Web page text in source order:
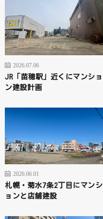
2026.07.06
JR「苗穂駅」近くにマンショ
ン建設計画
2026.06.01
札幌・菊水7条2丁目にマンシ
ョンと店舗建設